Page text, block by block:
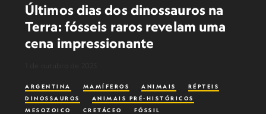
Últimos dias dos dinossauros na
Terra: fósseis raros revelam uma
cena impressionante
ARGENTINA MAMÍFEROS ANIMAIS
RÉPTEIS
DINOSSAUROS
ANIMAIS PRÉ-HISTÓRICOS
MESOZOICO
CRETÁCEO
FÓSSIL